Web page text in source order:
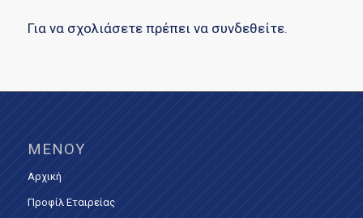
Για να σχολιάσετε πρέπει να συνδεθείτε.
ΜΕΝΟΎ
Αρχική
Προφίλ Εταιρείας